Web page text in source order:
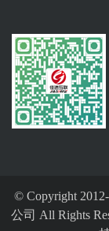
© Copyright
公司 All Rights